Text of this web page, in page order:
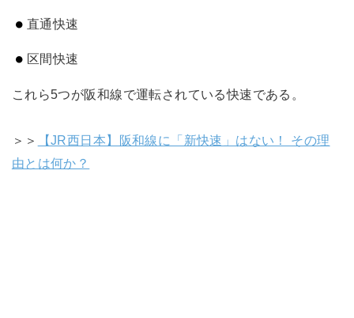
直通快速
区間快速
これら5つが阪和線で運転されている快速である。
＞＞
【JR西日本】阪和線に「新快速」はない！ その理
由とは何か？